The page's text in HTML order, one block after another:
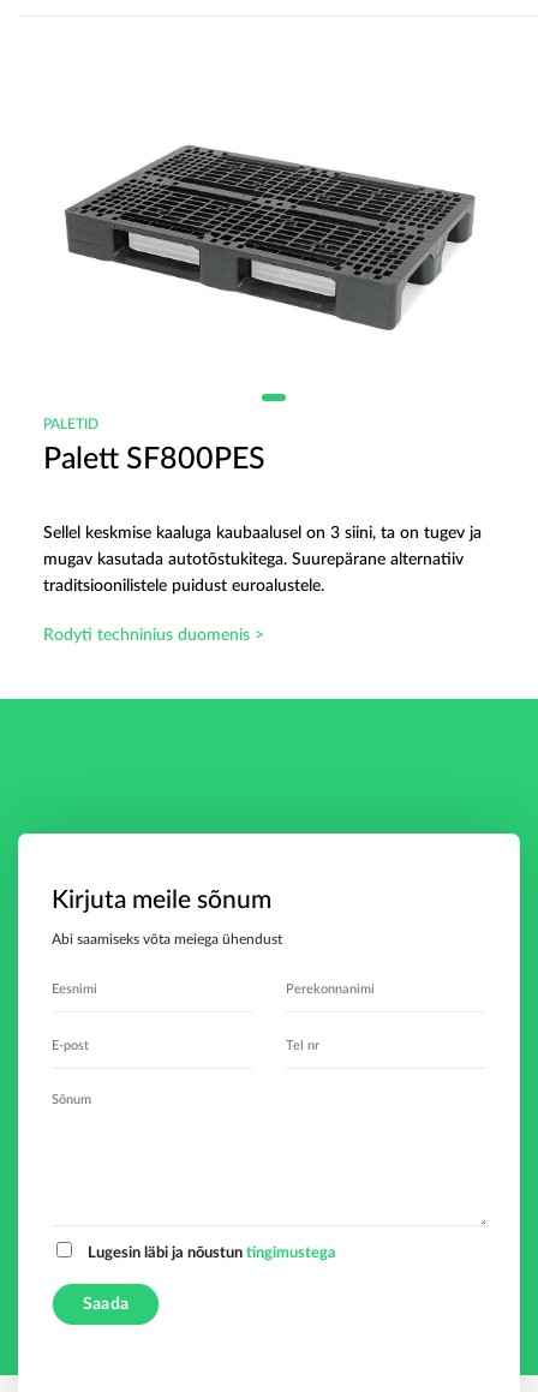
PALETID
Palett SF800PES
Sellel keskmise kaaluga kaubaalusel on 3 siini, ta on tugev ja
mugav kasutada autotõstukitega. Suurepärane alternatiiv
traditsioonilistele puidust euroalustele.
Rodyti techninius duomenis >
Kirjuta meile sõnum
Abi saamiseks võta meiega ühendust
Lugesin läbi ja nõustun tingimustega